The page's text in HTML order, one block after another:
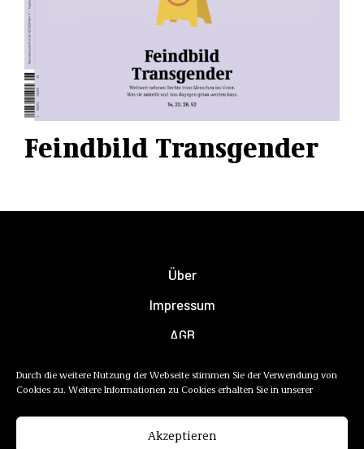
Durch die weitere Nutzung der Webseite stimmen Sie der Verwendung von
Cookies zu. Weitere Informationen zu Cookies erhalten Sie in unserer
Akzeptieren
Feindbild Transgender
Über
Impressum
AGB
Newsletter